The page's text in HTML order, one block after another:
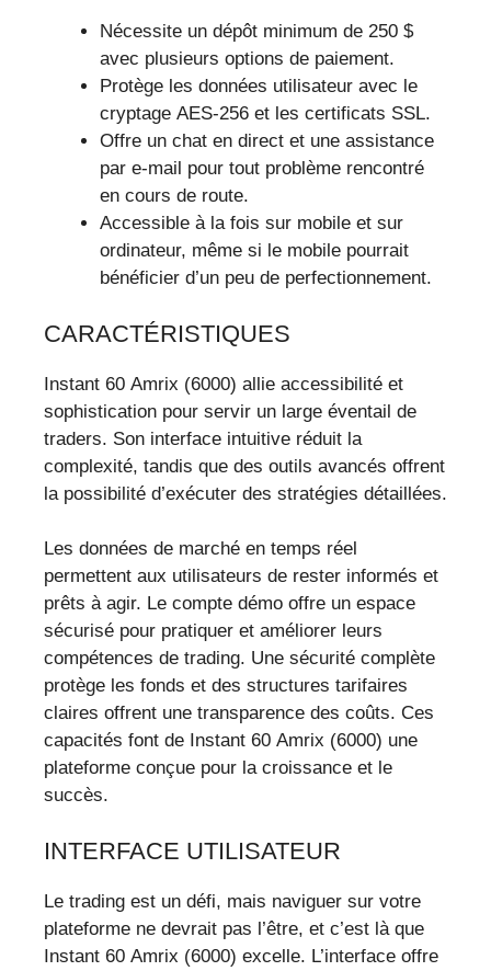
Nécessite un dépôt minimum de 250 $
avec plusieurs options de paiement.
Protège les données utilisateur avec le
cryptage AES-256 et les certificats SSL.
Offre un chat en direct et une assistance
par e-mail pour tout problème rencontré
en cours de route.
Accessible à la fois sur mobile et sur
ordinateur, même si le mobile pourrait
bénéficier d’un peu de perfectionnement.
CARACTÉRISTIQUES
Instant 60 Amrix (6000) allie accessibilité et
sophistication pour servir un large éventail de
traders. Son interface intuitive réduit la
complexité, tandis que des outils avancés offrent
la possibilité d’exécuter des stratégies détaillées.
Les données de marché en temps réel
permettent aux utilisateurs de rester informés et
prêts à agir. Le compte démo offre un espace
sécurisé pour pratiquer et améliorer leurs
compétences de trading. Une sécurité complète
protège les fonds et des structures tarifaires
claires offrent une transparence des coûts. Ces
capacités font de Instant 60 Amrix (6000) une
plateforme conçue pour la croissance et le
succès.
INTERFACE UTILISATEUR
Le trading est un défi, mais naviguer sur votre
plateforme ne devrait pas l’être, et c’est là que
Instant 60 Amrix (6000) excelle. L’interface offre